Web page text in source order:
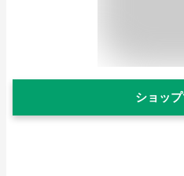
ショッ